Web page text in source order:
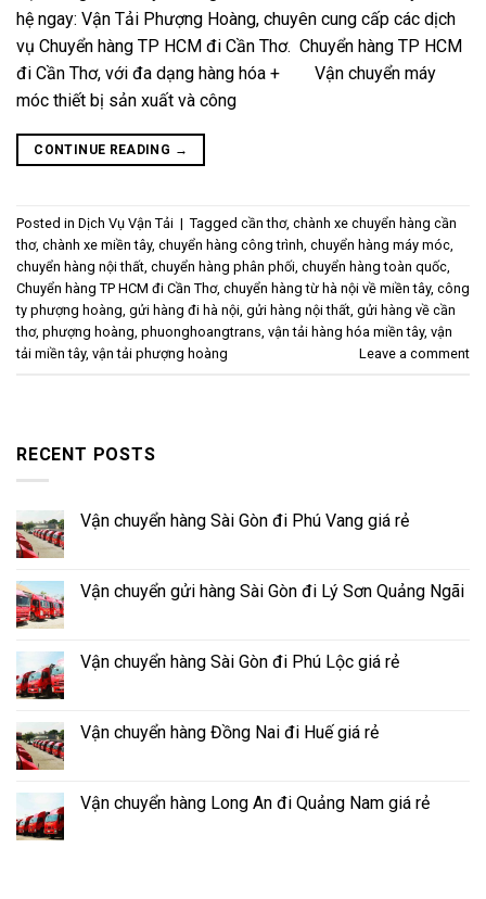
hệ ngay: Vận Tải Phượng Hoàng, chuyên cung cấp các dịch
vụ Chuyển hàng TP HCM đi Cần Thơ. Chuyển hàng TP HCM
đi Cần Thơ, với đa dạng hàng hóa + Vận chuyển máy
móc thiết bị sản xuất và công
CONTINUE READING →
Posted in Dịch Vụ Vận Tải | Tagged cần thơ, chành xe chuyển hàng cần
thơ, chành xe miền tây, chuyển hàng công trình, chuyển hàng máy móc,
chuyển hàng nội thất, chuyển hàng phân phối, chuyển hàng toàn quốc,
Chuyển hàng TP HCM đi Cần Thơ, chuyển hàng từ hà nội về miền tây, công
ty phượng hoàng, gửi hàng đi hà nội, gửi hàng nội thất, gửi hàng về cần
thơ, phượng hoàng, phuonghoangtrans, vận tải hàng hóa miền tây, vận
tải miền tây, vận tải phượng hoàng Leave a comment
RECENT POSTS
Vận chuyển hàng Sài Gòn đi Phú Vang giá rẻ
Vận chuyển gửi hàng Sài Gòn đi Lý Sơn Quảng Ngãi
Vận chuyển hàng Sài Gòn đi Phú Lộc giá rẻ
Vận chuyển hàng Đồng Nai đi Huế giá rẻ
Vận chuyển hàng Long An đi Quảng Nam giá rẻ